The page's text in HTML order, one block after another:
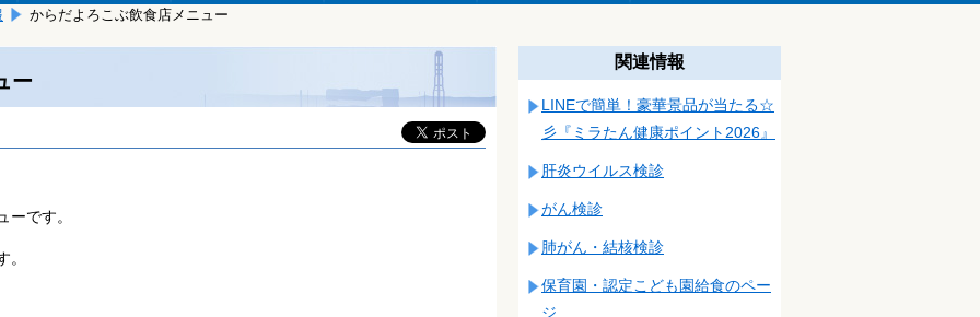
からだよろこぶ飲食店メニュー
ー
です。
関連情報
LINEで簡単！豪華景品が当たる☆
彡『ミラたん健康ポイント2026』
肝炎ウイルス検診
がん検診
肺がん・結核検診
保育園・認定こども園給食のペー
ジ